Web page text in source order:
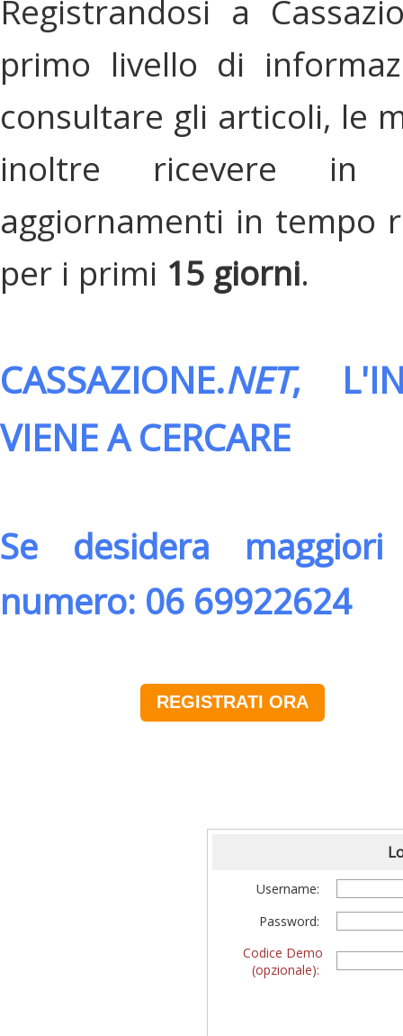
Registrandosi a
primo livello di
consultare gli articoli, le
inoltre ricevere in
aggiornamenti in tempo
per i primi 15 giorni.
CASSAZIONE.NET,
VIENE A CERCARE
Se desidera
numero: 06 69922624
REGISTRATI ORA
Username:
Password:
Codice Demo
(opzionale):